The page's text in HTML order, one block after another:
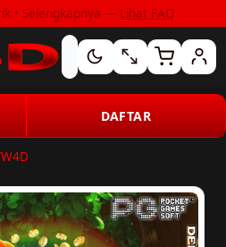
• Selengkapnya — Lihat FAQ
DAFTAR
W4D